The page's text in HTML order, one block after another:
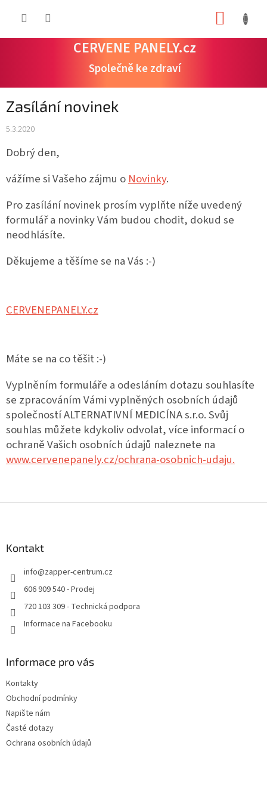
CERVENE PANELY.cz
Společně ke zdraví
Zasílání novinek
5.3.2020
Dobrý den,
vážíme si Vašeho zájmu o Novinky.
Pro zasílání novinek prosím vyplňte níže uvedený
formulář a novinky Vám budou chodit, dokud se
neodhlásíte.
Děkujeme a těšíme se na Vás :-)
CERVENEPANELY.cz
Máte se na co těšit :-)
Vyplněním formuláře a odesláním dotazu souhlasíte
se zpracováním Vámi vyplněných osobních údajů
společností ALTERNATIVNÍ MEDICÍNA s.r.o. Svůj
souhlas můžete kdykoliv odvolat, více informací o
ochraně Vašich osobních údajů naleznete na
www.cervenepanely.cz/ochrana-osobnich-udaju.
Kontakt
info@zapper-centrum.cz
606 909 540 - Prodej
720 103 309 - Technická podpora
Informace na Facebooku
Informace pro vás
Kontakty
Obchodní podmínky
Napište nám
Časté dotazy
Ochrana osobních údajů